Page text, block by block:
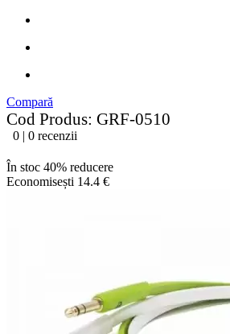
Compară
Cod Produs: GRF-0510
0 | 0 recenzii
În stoc 40% reducere
Economisești 14.4 €